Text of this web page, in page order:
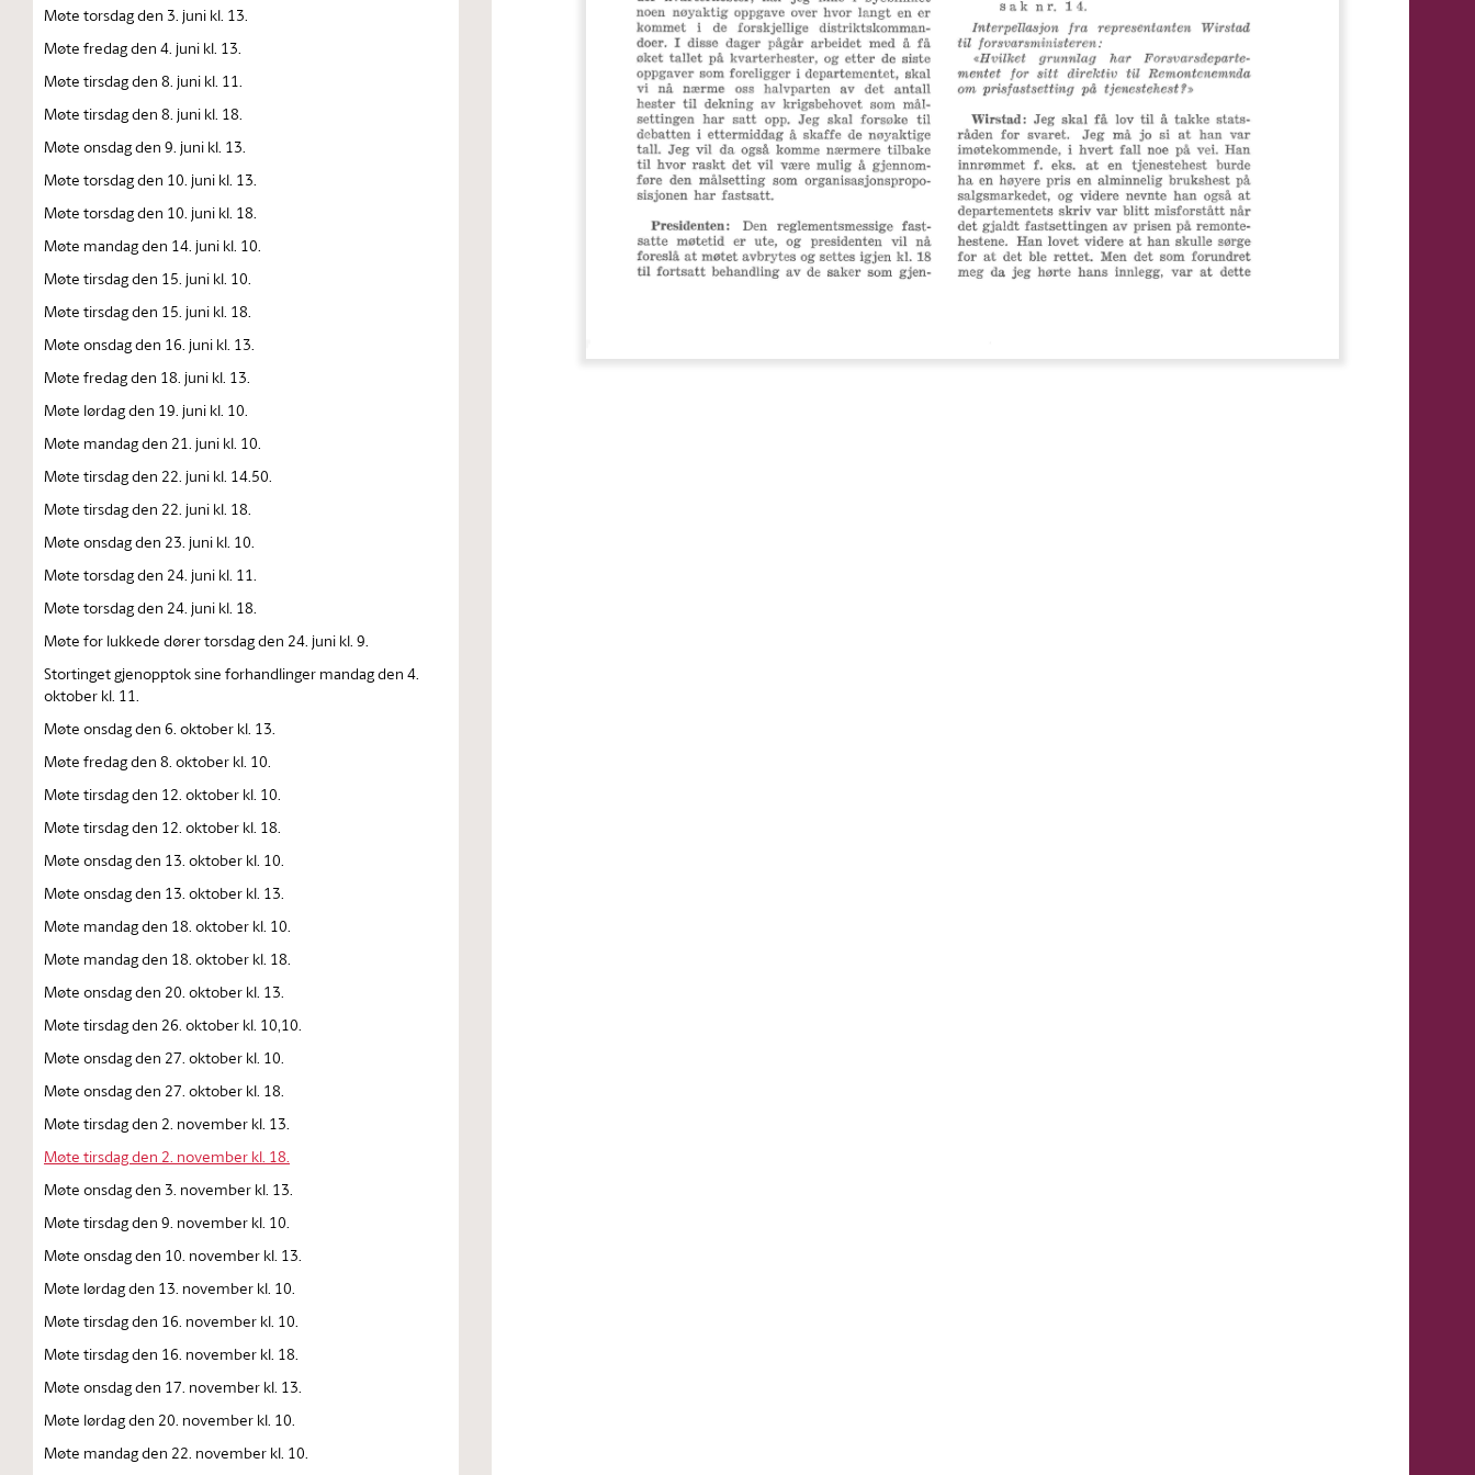
Møte torsdag den 3. juni kl. 13.
Møte fredag den 4. juni kl. 13.
Møte tirsdag den 8. juni kl. 11.
Møte tirsdag den 8. juni kl. 18.
Møte onsdag den 9. juni kl. 13.
Møte torsdag den 10. juni kl. 13.
Møte torsdag den 10. juni kl. 18.
Møte mandag den 14. juni kl. 10.
Møte tirsdag den 15. juni kl. 10.
Møte tirsdag den 15. juni kl. 18.
Møte onsdag den 16. juni kl. 13.
Møte fredag den 18. juni kl. 13.
Møte lørdag den 19. juni kl. 10.
Møte mandag den 21. juni kl. 10.
Møte tirsdag den 22. juni kl. 14.50.
Møte tirsdag den 22. juni kl. 18.
Møte onsdag den 23. juni kl. 10.
Møte torsdag den 24. juni kl. 11.
Møte torsdag den 24. juni kl. 18.
Møte for lukkede dører torsdag den 24. juni kl. 9.
Stortinget gjenopptok sine forhandlinger mandag den 4.
oktober kl. 11.
Møte onsdag den 6. oktober kl. 13.
Møte fredag den 8. oktober kl. 10.
Møte tirsdag den 12. oktober kl. 10.
Møte tirsdag den 12. oktober kl. 18.
Møte onsdag den 13. oktober kl. 10.
Møte onsdag den 13. oktober kl. 13.
Møte mandag den 18. oktober kl. 10.
Møte mandag den 18. oktober kl. 18.
Møte onsdag den 20. oktober kl. 13.
Møte tirsdag den 26. oktober kl. 10,10.
Møte onsdag den 27. oktober kl. 10.
Møte onsdag den 27. oktober kl. 18.
Møte tirsdag den 2. november kl. 13.
Møte tirsdag den 2. november kl. 18.
Møte onsdag den 3. november kl. 13.
Møte tirsdag den 9. november kl. 10.
Møte onsdag den 10. november kl. 13.
Møte lørdag den 13. november kl. 10.
Møte tirsdag den 16. november kl. 10.
Møte tirsdag den 16. november kl. 18.
Møte onsdag den 17. november kl. 13.
Møte lørdag den 20. november kl. 10.
Møte mandag den 22. november kl. 10.